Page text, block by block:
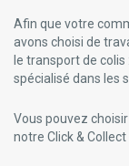
Afin que votre
avons choisi de
le transport de colis
spécialisé dans les
Vous pouvez
notre Click &